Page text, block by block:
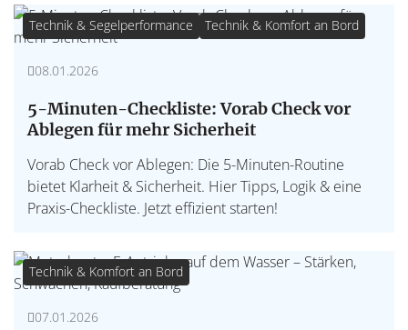
Technik & Segelperformance Technik & Komfort an Bord
08.01.2026
5-Minuten-Checkliste: Vorab Check vor
Ablegen für mehr Sicherheit
Vorab Check vor Ablegen: Die 5-Minuten-Routine
bietet Klarheit & Sicherheit. Hier Tipps, Logik & eine
Praxis-Checkliste. Jetzt effizient starten!
Technik & Komfort an Bord
07.01.2026